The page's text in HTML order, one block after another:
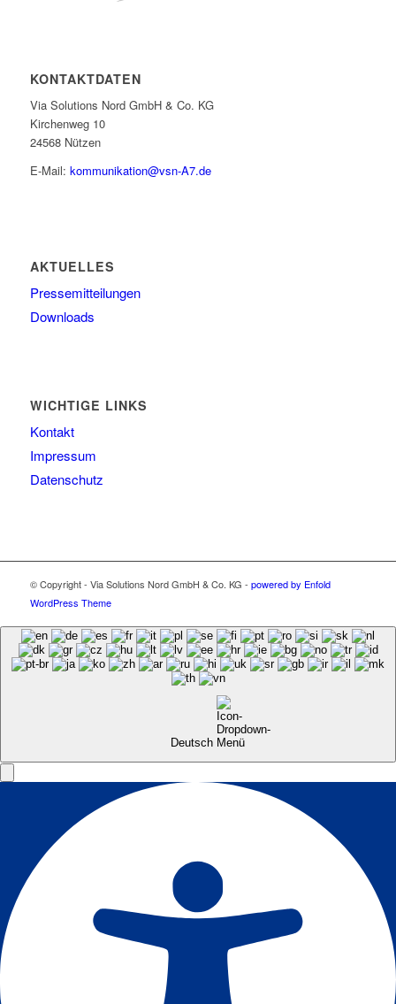
KONTAKTDATEN
Via Solutions Nord GmbH & Co. KG
Kirchenweg 10
24568 Nützen
E-Mail: kommunikation@vsn-A7.de
AKTUELLES
Pressemitteilungen
Downloads
WICHTIGE LINKS
Kontakt
Impressum
Datenschutz
© Copyright - Via Solutions Nord GmbH & Co. KG - powered by Enfold
WordPress Theme
Deutsch